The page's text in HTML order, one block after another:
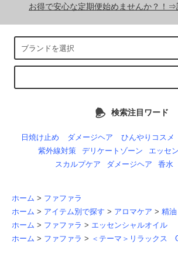
お得で安心な定期便始めませんか？！⇒
検索注目ワード
日焼け止め ダメージヘア ひんやりコスメ
紫外線対策
デリケートゾーン
エッセ
スカルプケア
ダメージヘア 香水
ホーム > ファファラ
ホーム > アイテム別で探す > アロマケア > 精油
ホーム > ファファラ > エッセンシャルオイル
ホーム > ファファラ > ＜テーマ＞リラックス